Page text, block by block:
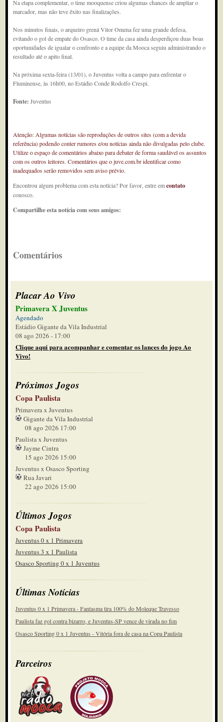
Na etapa complementar, o time mooquense criou algumas chances de ampliar o
marcador, mas não teve êxito nas finalizações.
Nos minutos finais, o arqueiro grená Vitor Omena fez uma grande defesa,
evitando o gol de empate do Osasco. O time da casa ainda desperdiçou duas boas
oportunidades de igualar o confronto e a equipe da Mooca seguiu administrando o
resultado até o apito final.
Na próxima sexta-feira (13/01), o Juventus volta a campo para enfrentar o
Fluminense, às 16h00, no Estádio Conde Rodolfo Crespi.
Fonte:Juventus
Atenção: Algumas notícias são reproduções de outros sites (com a devida
referência) podendo conter rumores e/ou notícias ainda não divulgadas pelo clube.
Utilize o espaço de comentários abaixo para debater de forma saudável os assuntos
com os outros leitores. Comentários que o juve.com.br identificar como
inadequados serão removidos sem aviso prévio.
Encontrou algum problema com esta notícia? Por favor, entre emcontato
conosco.
Compartilhe esta notícia com seus amigos:
Comentários
Placar Ao Vivo
Primavera X Juventus
Agendado
Estádio Gigante da Vila Industrial
08 ago 2026 - 17:00
Clique aqui para acompanhar e comentar os lances do jogo Ao
Vivo!
Próximos Jogos
Copa Paulista
Primavera x Juventus
Gigante da Vila Industrial
08 ago 2026 17:00
Paulista x Juventus
Jayme Cintra
15 ago 2026 15:00
Juventus x Osasco Sporting
Rua Javari
22 ago 2026 15:00
Últimos Jogos
Copa Paulista
Juventus 0 x 1 Primavera
Juventus 3 x 1 Paulista
Osasco Sporting 0 x 1 Juventus
Últimas Notícias
Juventus 0 x 1 Primavera - Fantasma tira 100% do Moleque Travesso
Paulista faz gol contra bizarro, e Juventus-SP vence de virada no fim
Osasco Sporting 0 x 1 Juventus - Vitória fora de casa na Copa Paulista
Parceiros